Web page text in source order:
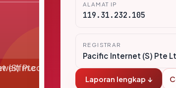
ALAMAT IP
119.31.232.105
REGISTRAR
Pacific Internet (S) Pte
Laporan lengkap ↓